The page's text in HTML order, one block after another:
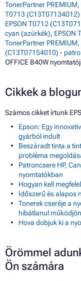
TonerPartner
T0713 (C13T07134012)
EPSON T0712
cyan (azúrkék), EPSON
TonerPartner
(C13T07154010) -
OFFICE B40W
Cikkek a
Számos cikket írtunk
Epson: Egy
gyárból indult
Beszáradt tinta a
probléma
Patroncsere HP,
nyomtatókban
Hogyan kell
Időszerű és alapos
Tonerek cseréje a
hibátlanul
Hova dobjuk ki a
Örömmel
Ön számára